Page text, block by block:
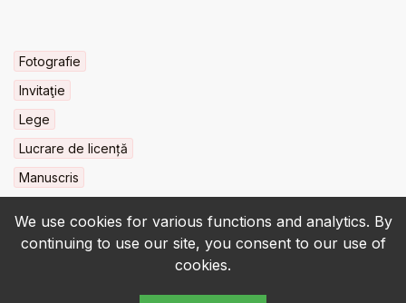
We use cookies for various functions and analytics. By
continuing to use our site, you consent to our use of
cookies.
Fotografie
Invitaţie
Lege
Lucrare de licență
Manuscris
© 2022-2026 • BCU „Carol I” - All rights reserved.